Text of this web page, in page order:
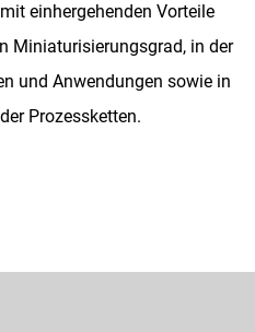
einhergehenden Vorteile
Miniaturisierungsgrad, in der
und Anwendungen sowie in
Prozessketten.